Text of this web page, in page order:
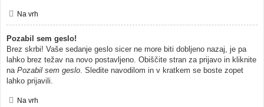
Na vrh
Pozabil sem geslo!
Brez skrbi! Vaše sedanje geslo sicer ne more biti dobljeno nazaj, je pa
lahko brez težav na novo postavljeno. Obiščite stran za prijavo in kliknite
na Pozabil sem geslo. Sledite navodilom in v kratkem se boste zopet
lahko prijavili.
Na vrh